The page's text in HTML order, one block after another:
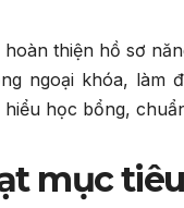
thiện hồ sơ
ngoại khóa,
học bổng,
mục tiêu